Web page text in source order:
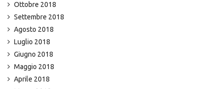
Ottobre 2018
Settembre 2018
Agosto 2018
Luglio 2018
Giugno 2018
Maggio 2018
Aprile 2018